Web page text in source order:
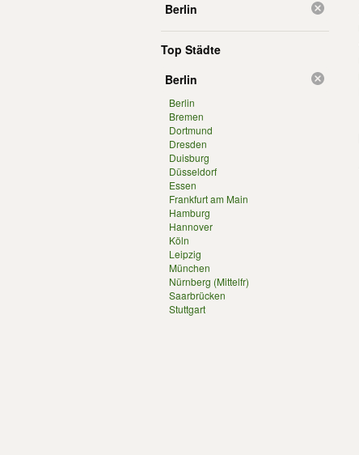
Berlin
Top Städte
Berlin
Berlin
Bremen
Dortmund
Dresden
Duisburg
Düsseldorf
Essen
Frankfurt am Main
Hamburg
Hannover
Köln
Leipzig
München
Nürnberg (Mittelfr)
Saarbrücken
Stuttgart